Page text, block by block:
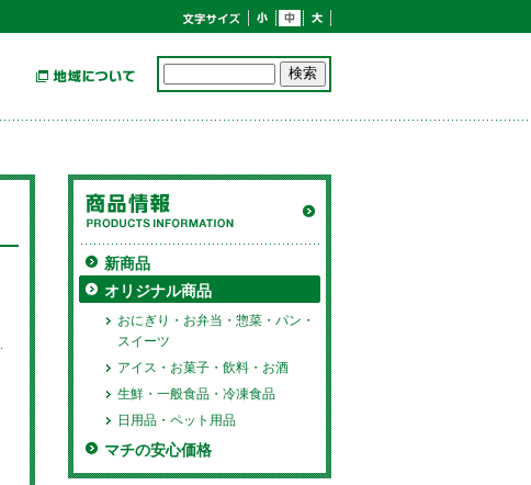
新商品
オリジナル商品
おにぎり・お弁当・惣菜・パン・
スイーツ
アイス・お菓子・飲料・お酒
生鮮・一般食品・冷凍食品
日用品・ペット用品
マチの安心価格